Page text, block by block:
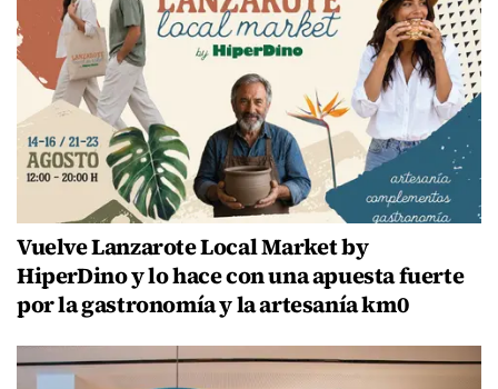
Vuelve Lanzarote Local Market by
HiperDino y lo hace con una apuesta fuerte
por la gastronomía y la artesanía km0